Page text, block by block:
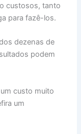
custosos, tanto
para fazê-los.
dezenas de
podem
custo muito
um